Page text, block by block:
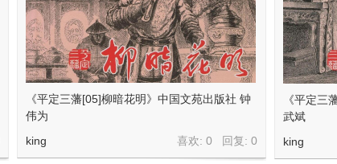
《平定三藩[05]柳暗花明》中国文苑出版社 钟
伟为
喜欢: 0 回复:0
king
《平定三
武斌
king